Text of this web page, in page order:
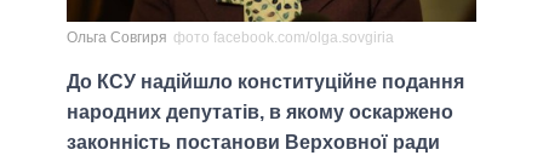
Ольга Совгиря фото facebook.com/olga.sovgiria
До КСУ надійшло конституційне подання
народних депутатів, в якому оскаржено
законність постанови Верховної ради